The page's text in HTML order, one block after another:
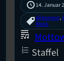
14. Januar
Allgemein,
Week
Staffel